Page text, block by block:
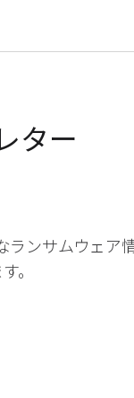
ター
ランサムウェア
。